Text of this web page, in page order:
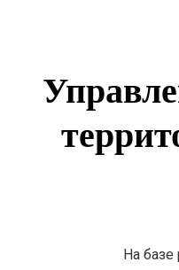
На базе